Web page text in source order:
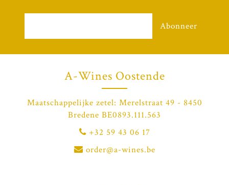
Abonneer
A-Wines Oostende
Maatschappelijke zetel: Merelstraat 49 - 8450
Bredene BE0893.111.563
+32 59 43 06 17
order@a-wines.be